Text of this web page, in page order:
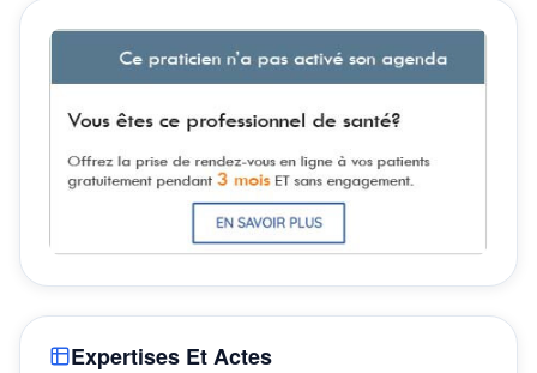
Expertises Et Actes